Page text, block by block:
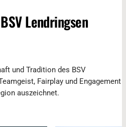
Lendringsen
und Tradition des BSV
Fairplay und Engagement
auszeichnet.